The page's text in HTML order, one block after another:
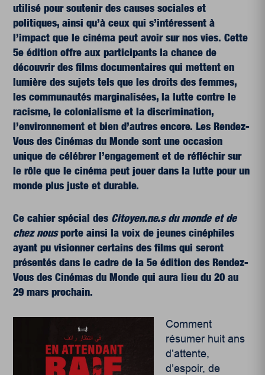
utilisé pour soutenir des causes sociales et
politiques, ainsi qu’à ceux qui s’intéressent à
l’impact que le cinéma peut avoir sur nos vies. Cette
5e édition offre aux participants la chance de
découvrir des films documentaires qui mettent en
lumière des sujets tels que les droits des femmes,
les communautés marginalisées, la lutte contre le
racisme, le colonialisme et la discrimination,
l’environnement et bien d’autres encore. Les Rendez-
Vous des Cinémas du Monde sont une occasion
unique de célébrer l’engagement et de réfléchir sur
le rôle que le cinéma peut jouer dans la lutte pour un
monde plus juste et durable.
Ce cahier spécial des Citoyen.ne.s du monde et de
chez nousporte ainsi la voix de jeunes cinéphiles
ayant pu visionner certains des films qui seront
présentés dans le cadre de la 5e édition des Rendez-
Vous des Cinémas du Monde qui aura lieu du 20 au
29 mars prochain.
Comment
résumer huit ans
d’attente,
d’espoir, de